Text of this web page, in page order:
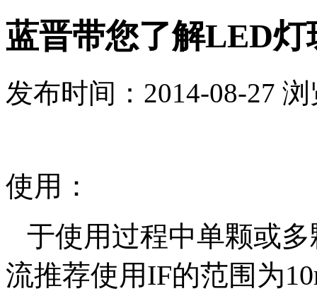
蓝晋带您了解LED
发布时间：2014-08-27
使用：
于使用过程中单颗或
流推荐使用IF的范围为